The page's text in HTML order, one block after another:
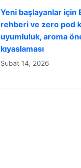
Yeni başlayanlar için
rehberi ve zero pod
uyumluluk, aroma
kıyaslaması
Şubat 14, 2026